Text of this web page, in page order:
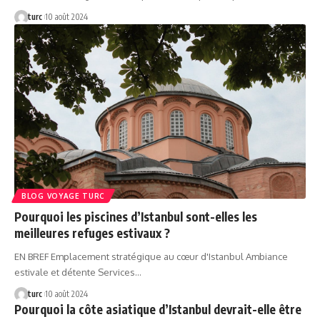
turc 10 août 2024
BLOG VOYAGE TURC
Pourquoi les piscines d’Istanbul sont-elles les
meilleures refuges estivaux ?
EN BREF Emplacement stratégique au cœur d'Istanbul Ambiance
estivale et détente Services…
turc 10 août 2024
Pourquoi la côte asiatique d’Istanbul devrait-elle être